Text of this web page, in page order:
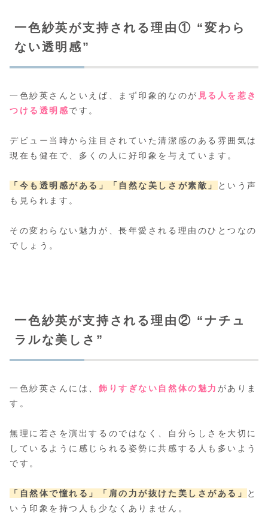
一色紗英が支持される理由① “変わら
ない透明感”
一色紗英さんといえば、まず印象的なのが 見る人を惹き
つける透明感です。
デビュー当時から注目されていた清潔感のある雰囲気は
現在も健在で、多くの人に好印象を与えています。
「今も透明感がある」 「自然な美しさが素敵」
という声
も見られます。
その変わらない魅力が、長年愛される理由のひとつなの
でしょう。
一色紗英が支持される理由② “ナチュ
ラルな美しさ”
一色紗英さんには、飾りすぎない自然体の魅力 がありま
す。
無理に若さを演出するのではなく、自分らしさを大切に
しているように感じられる姿勢に共感する人も多いよう
です。
「自然体で憧れる」 「肩の力が抜けた美しさがある」 と
いう印象を持つ人も少なくありません。